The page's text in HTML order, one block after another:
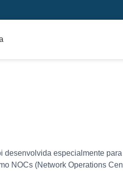
desenvolvida especialmente para
NOCs (Network Operations